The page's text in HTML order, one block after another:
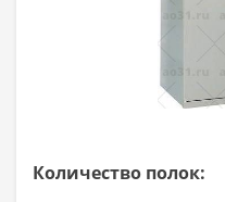
Количество полок: